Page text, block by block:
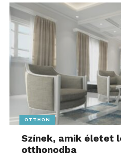
OTTHON
Színek, amik életet
otthonodba